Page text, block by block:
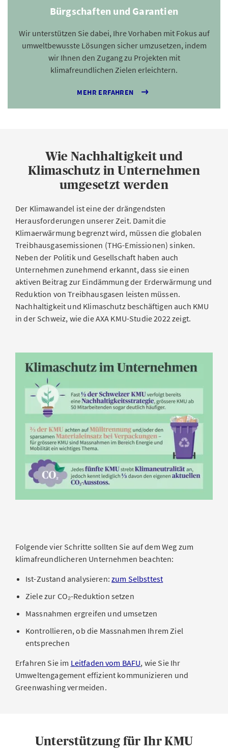
Bürgschaften und Garantien
Wir unterstützen Sie dabei, Ihre Vorhaben mit Fokus auf
umweltbewusste Lösungen sicher umzusetzen, indem
wir Ihnen den Zugang zu Projekten mit
klimafreundlichen Zielen erleichtern.
MEHR ERFAHREN
Wie Nachhaltigkeit und
Klimaschutz in Unternehmen
umgesetzt werden
Der Klimawandel ist eine der drängendsten
Herausforderungen unserer Zeit. Damit die
Klimaerwärmung begrenzt wird, müssen die globalen
Treibhausgasemissionen (THG-Emissionen) sinken.
Neben der Politik und Gesellschaft haben auch
Unternehmen zunehmend erkannt, dass sie einen
aktiven Beitrag zur Eindämmung der Erderwärmung und
Reduktion von Treibhausgasen leisten müssen.
Nachhaltigkeit und Klimaschutz beschäftigen auch KMU
in der Schweiz, wie die AXA KMU-Studie 2022 zeigt.
Folgende vier Schritte sollten Sie auf dem Weg zum
klimafreundlicheren Unternehmen beachten:
Ist-Zustand analysieren:zum Selbsttest
Ziele zur CO₂-Reduktion setzen
Massnahmen ergreifen und umsetzen
Kontrollieren, ob die Massnahmen Ihrem Ziel
entsprechen
Erfahren Sie im Leitfaden vom BAFU, wie Sie Ihr
Umweltengagement effizient kommunizieren und
Greenwashing vermeiden.
Unterstützung für Ihr KMU